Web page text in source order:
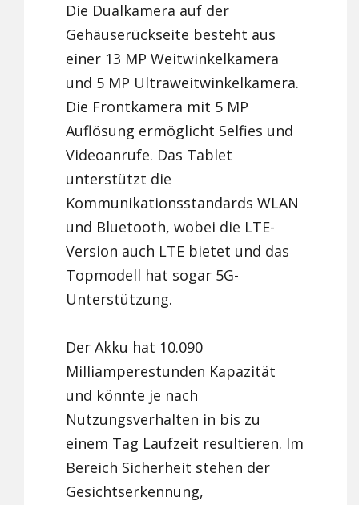
Die Dualkamera auf der
Gehäuserückseite besteht aus
einer 13 MP Weitwinkelkamera
und 5 MP Ultraweitwinkelkamera.
Die Frontkamera mit 5 MP
Auflösung ermöglicht Selfies und
Videoanrufe. Das Tablet
unterstützt die
Kommunikationsstandards WLAN
und Bluetooth, wobei die LTE-
Version auch LTE bietet und das
Topmodell hat sogar 5G-
Unterstützung.
Der Akku hat 10.090
Milliamperestunden Kapazität
und könnte je nach
Nutzungsverhalten in bis zu
einem Tag Laufzeit resultieren. Im
Bereich Sicherheit stehen der
Gesichtserkennung,